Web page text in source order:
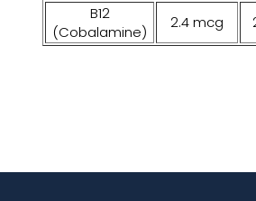
B12
(Cobalamine)
2.4 mcg